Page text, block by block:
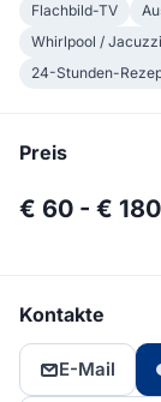
Flachbild-TV
Whirlpool / Jacuzzi
24-Stunden-
Preis
€ 60 - € 180
Kontakte
E-Mail